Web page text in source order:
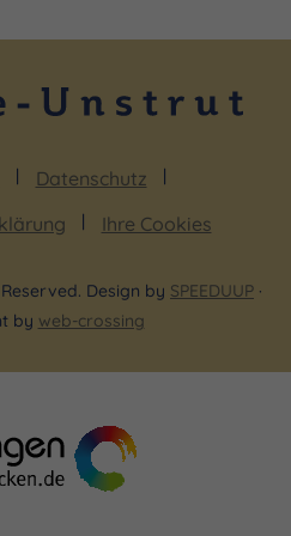
Datenschutz
Ihre Cookies
Design by SPEEDUUP ·
by web-crossing